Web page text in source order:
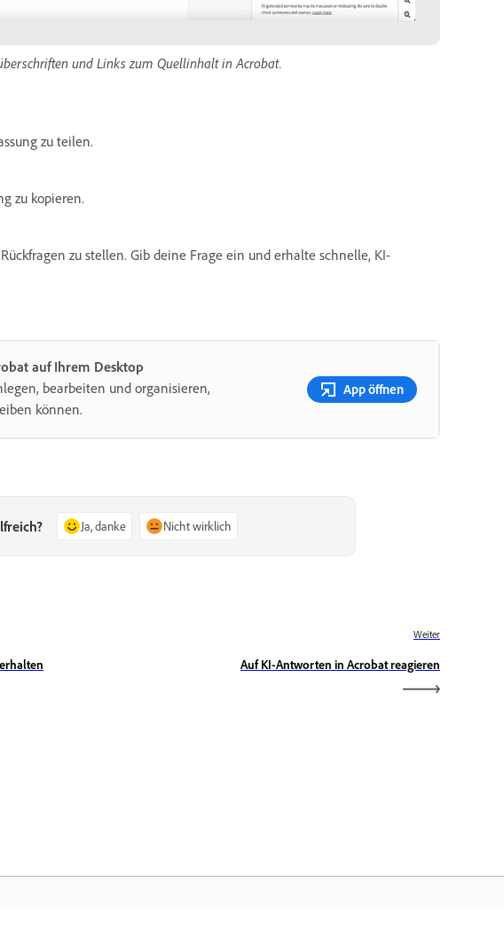
und Links zum Quellinhalt in Acrobat.
zu teilen.
zu kopieren.
zu stellen. Gib deine Frage ein und erhalte schnelle, KI-
auf Ihrem Desktop
bearbeiten und organisieren,
können.
App öffnen
Ja, danke Nicht wirklich
Weiter
Auf KI-Antworten in Acrobat reagieren